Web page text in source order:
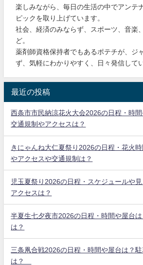
楽しみながら、毎日の生活の中でアンテ
ピックを取り上げています。
社会、経済のみならず、スポーツ、音楽
ど。
薬剤師資格保持者でもあるポテチが、ジ
ず、気軽にわかりやすく、日々発信して
最近の投稿
西条市市民納涼花火大会2026の日程・時
交通規制やアクセスは？
きにゃんね大仁夏祭り2026の日程・花火
やアクセスや交通規制は？
児玉夏祭り2026の日程・スケジュールや
アクセスは？
半夏生七夕夜市2026の日程・時間や屋台
は？
三条凧合戦2026の日程・時間や屋台は？
は？